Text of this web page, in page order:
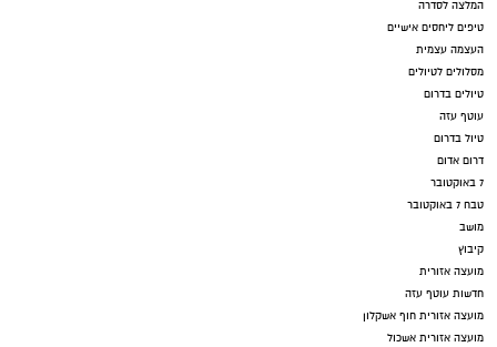
המלצה לסדרה
טיפים ליחסים אישיים
העצמה עצמית
מסלולים לטיולים
טיולים בדרום
עוטף עזה
טיול בדרום
דרום אדום
7 באוקטובר
טבח 7 באוקטובר
מושב
קיבוץ
מועצה אזורית
חדשות עוטף עזה
מועצה אזורית חוף אשקלון
מועצה אזורית אשכול